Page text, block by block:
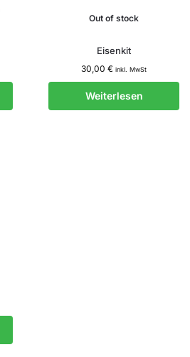
Out of stock
Eisenkit
30,00 € inkl. MwSt
Weiterlesen